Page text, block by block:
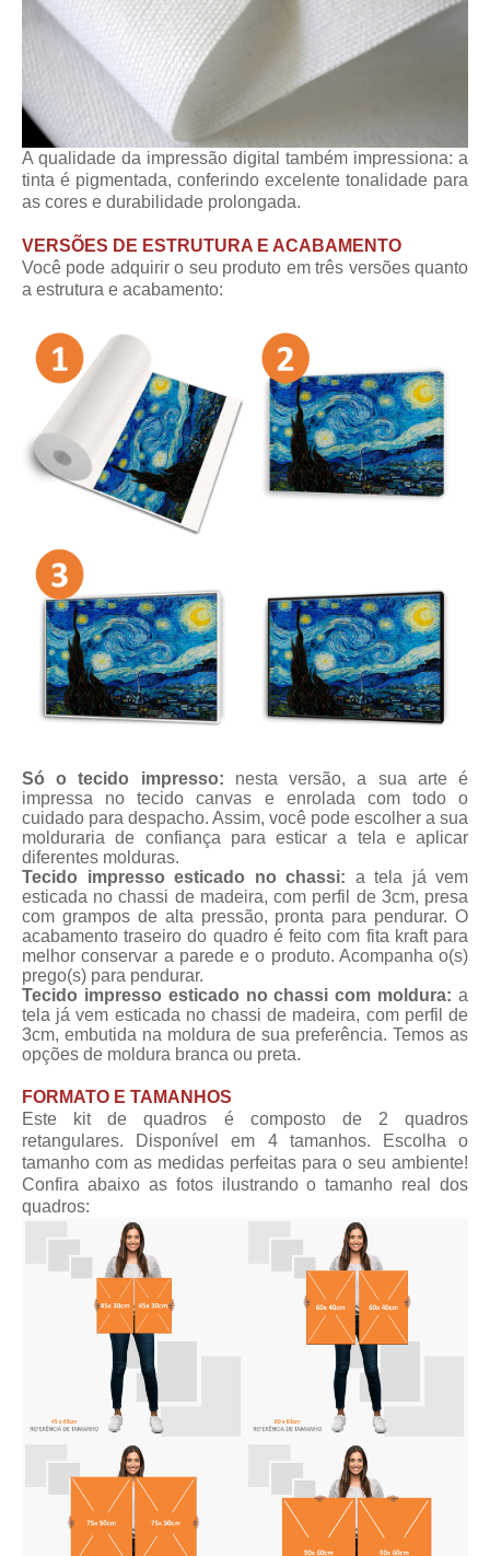
A qualidade da impressão digital também impressiona: a
tinta é pigmentada, conferindo excelente tonalidade para
as cores e durabilidade prolongada.
VERSÕES DE ESTRUTURA E ACABAMENTO
Você pode adquirir o seu produto em três versões quanto
a estrutura e acabamento:
Só o tecido impresso: nesta versão, a sua arte é
impressa no tecido canvas e enrolada com todo o
cuidado para despacho. Assim, você pode escolher a sua
molduraria de confiança para esticar a tela e aplicar
diferentes molduras.
Tecido impresso esticado no chassi: a tela já vem
esticada no chassi de madeira, com perfil de 3cm, presa
com grampos de alta pressão, pronta para pendurar. O
acabamento traseiro do quadro é feito com fita kraft para
melhor conservar a parede e o produto. Acompanha o(s)
prego(s) para pendurar.
Tecido impresso esticado no chassi com moldura: a
tela já vem esticada no chassi de madeira, com perfil de
3cm, embutida na moldura de sua preferência. Temos as
opções de moldura branca ou preta.
FORMATO E TAMANHOS
Este kit de quadros é composto de 2 quadros
retangulares. Disponível em 4 tamanhos. Escolha o
tamanho com as medidas perfeitas para o seu ambiente!
Confira abaixo as fotos ilustrando o tamanho real dos
quadros: